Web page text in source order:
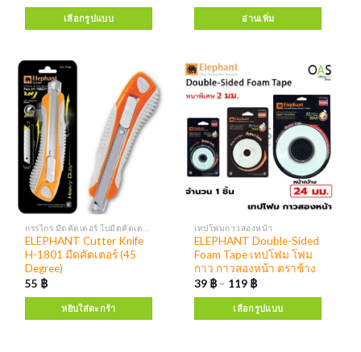
เลือกรูปแบบ อ่านเพิ่ม
ELEPHANT Cutter Knife
H-1801 มีดคัตเตอร์ (45
Degree)
55 ฿
หยิบใส่ตะกร้า
เทปโฟมกาวสองหน้า
ELEPHANT Double-Sided
Foam Tape เทปโฟม โฟม
กาว กาวสองหน้า ตราช้าง
39 ฿ – 119 ฿
เลือกรูปแบบ